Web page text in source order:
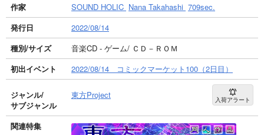
作家 SOUND HOLIC Nana Takahashi 709sec.
発行日
2022/08/14
種別/サイズ
音楽CD - ゲーム/ ＣＤ－ＲＯＭ
初出イベント
2022/08/14 コミックマーケット100（2日目）
ジャンル/
サブジャンル
東方Project 入荷アラート
関連特集